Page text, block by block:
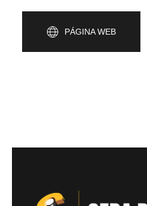
PÁGINA WEB